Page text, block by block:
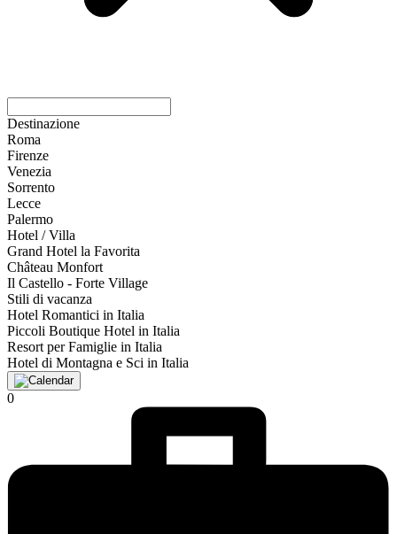
Destinazione
Roma
Firenze
Venezia
Sorrento
Lecce
Palermo
Hotel / Villa
Grand Hotel la Favorita
Château Monfort
Il Castello - Forte Village
Stili di vacanza
Hotel Romantici in Italia
Piccoli Boutique Hotel in Italia
Resort per Famiglie in Italia
Hotel di Montagna e Sci in Italia
0